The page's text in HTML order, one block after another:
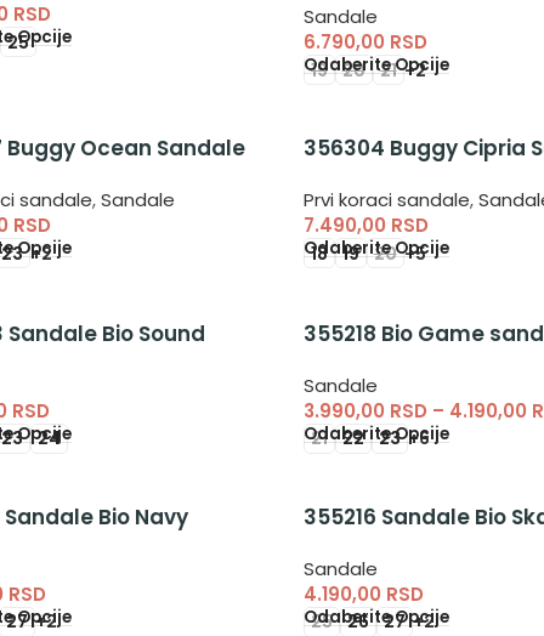
RSD
Opcije
25
Sandale
6.790,00 RSD
Odaberite Opcije
19 20 21 +2
Buggy Ocean Sandale
sandale,Sandale
RSD
Opcije
23 +2
356304 Buggy Cipria
Prvi koraci sandale,
7.490,00 RSD
Odaberite Opcije
18 19 20 +5
Sandale Bio Sound
RSD
Opcije
23 24
355218 Bio Game
Sandale
3.990,00 RSD – 4.190,00
Odaberite Opcije
21 22 23 +6
Sandale Bio Navy
RSD
Opcije
27 +2
355216 Sandale Bio
Sandale
4.190,00 RSD
Odaberite Opcije
25 26 27 +2